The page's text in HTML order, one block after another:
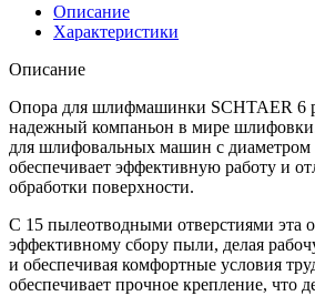
Описание
Характеристики
Описание
Опора для шлифмашинки SCHTAER 6
надежный компаньон в мире
для шлифовальных машин с диаметром
обеспечивает эффективную работу и
обработки поверхности.
С 15 пылеотводными отверстиями эта
эффективному сбору пыли, делая
и обеспечивая комфортные условия
обеспечивает прочное крепление, что